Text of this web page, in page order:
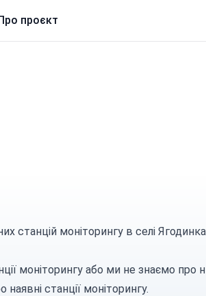
проєкт
станцій моніторингу в селі
моніторингу або ми не знаємо про
наявні станції моніторингу.